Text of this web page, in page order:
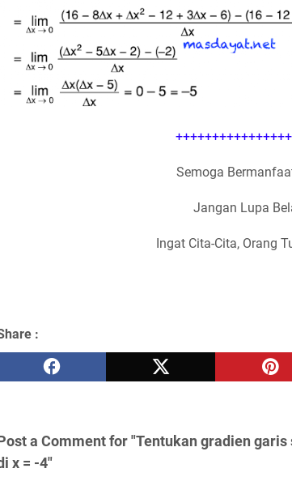
Semoga
Jangan Lupa
Ingat Cita-Cita, Orang
:
a Comment for "Tentukan gradien
x = -4"